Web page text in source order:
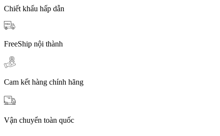
lượng
Chiết khấu hấp dẫn
FreeShip nội thành
Cam kết hàng chính hãng
Vận chuyển toàn quốc